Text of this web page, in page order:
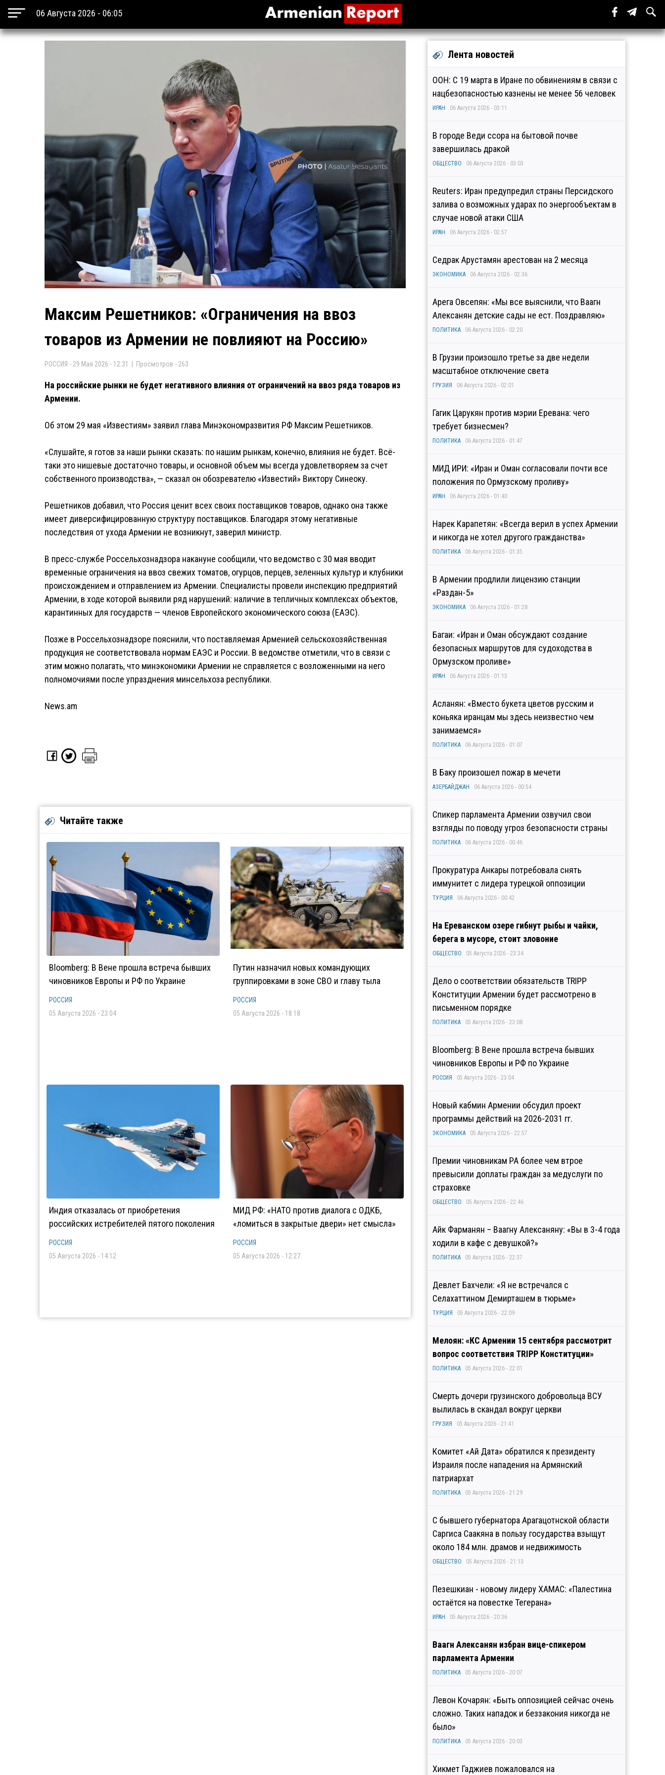
06 Августа 2026 - 06:05
Максим Решетников: «Ограничения на ввоз
товаров из Армении не повлияют на Россию»
РОССИЯ - 29 Мая 2026 - 12:31 | Просмотров - 263
На российские рынки не будет негативного влияния от ограничений на ввоз ряда товаров из
Армении.
Об этом 29 мая «Известиям» заявил глава Минэкономразвития РФ Максим Решетников.
«Слушайте, я готов за наши рынки сказать: по нашим рынкам, конечно, влияния не будет. Всё-
таки это нишевые достаточно товары, и основной объем мы всегда удовлетворяем за счет
собственного производства», — сказал он обозревателю «Известий» Виктору Синеоку.
Решетников добавил, что Россия ценит всех своих поставщиков товаров, однако она также
имеет диверсифицированную структуру поставщиков. Благодаря этому негативные
последствия от ухода Армении не возникнут, заверил министр.
В пресс-службе Россельхознадзора накануне сообщили, что ведомство с 30 мая вводит
временные ограничения на ввоз свежих томатов, огурцов, перцев, зеленных культур и клубники
происхождением и отправлением из Армении. Специалисты провели инспекцию предприятий
Армении, в ходе которой выявили ряд нарушений: наличие в тепличных комплексах объектов,
карантинных для государств — членов Европейского экономического союза (ЕАЭС).
Позже в Россельхознадзоре пояснили, что поставляемая Арменией сельскохозяйственная
продукция не соответствовала нормам ЕАЭС и России. В ведомстве отметили, что в связи с
этим можно полагать, что минэкономики Армении не справляется с возложенными на него
полномочиями после упразднения минсельхоза республики.
News.am
Читайте также
Bloomberg: В Вене прошла встреча бывших
чиновников Европы и РФ по Украине
РОССИЯ
05 Августа 2026 - 23:04
Путин назначил новых командующих
группировками в зоне СВО и главу тыла
РОССИЯ
05 Августа 2026 - 18:18
Индия отказалась от приобретения
российских истребителей пятого поколения
РОССИЯ
05 Августа 2026 - 14:12
МИД РФ: «НАТО против диалога с ОДКБ,
«ломиться в закрытые двери» нет смысла»
РОССИЯ
05 Августа 2026 - 12:27
Лента новостей
ООН: С 19 марта в Иране по обвинениям в связи с
нацбезопасностью казнены не менее 56 человек
ИРАН 06 Августа 2026 - 03:11
В городе Веди ссора на бытовой почве
завершилась дракой
ОБЩЕСТВО 06 Августа 2026 - 03:03
Reuters: Иран предупредил страны Персидского
залива о возможных ударах по энергообъектам в
случае новой атаки США
ИРАН 06 Августа 2026 - 02:57
Седрак Арустамян арестован на 2 месяца
ЭКОНОМИКА 06 Августа 2026 - 02:36
Арега Овсепян: «Мы все выяснили, что Ваагн
Алексанян детские сады не ест. Поздравляю»
ПОЛИТИКА 06 Августа 2026 - 02:20
В Грузии произошло третье за две недели
масштабное отключение света
ГРУЗИЯ 06 Августа 2026 - 02:01
Гагик Царукян против мэрии Еревана: чего
требует бизнесмен?
ПОЛИТИКА 06 Августа 2026 - 01:47
МИД ИРИ: «Иран и Оман согласовали почти все
положения по Ормузскому проливу»
ИРАН 06 Августа 2026 - 01:40
Нарек Карапетян: «Всегда верил в успех Армении
и никогда не хотел другого гражданства»
ПОЛИТИКА 06 Августа 2026 - 01:35
В Армении продлили лицензию станции
«Раздан-5»
ЭКОНОМИКА 06 Августа 2026 - 01:28
Багаи: «Иран и Оман обсуждают создание
безопасных маршрутов для судоходства в
Ормузском проливе»
ИРАН 06 Августа 2026 - 01:13
Асланян: «Вместо букета цветов русским и
коньяка иранцам мы здесь неизвестно чем
занимаемся»
ПОЛИТИКА 06 Августа 2026 - 01:07
В Баку произошел пожар в мечети
АЗЕРБАЙДЖАН 06 Августа 2026 - 00:54
Спикер парламента Армении озвучил свои
взгляды по поводу угроз безопасности страны
ПОЛИТИКА 06 Августа 2026 - 00:46
Прокуратура Анкары потребовала снять
иммунитет с лидера турецкой оппозиции
ТУРЦИЯ 06 Августа 2026 - 00:42
На Ереванском озере гибнут рыбы и чайки,
берега в мусоре, стоит зловоние
ОБЩЕСТВО 05 Августа 2026 - 23:34
Дело о соответствии обязательств TRIPP
Конституции Армении будет рассмотрено в
письменном порядке
ПОЛИТИКА 05 Августа 2026 - 23:08
Bloomberg: В Вене прошла встреча бывших
чиновников Европы и РФ по Украине
РОССИЯ 05 Августа 2026 - 23:04
Новый кабмин Армении обсудил проект
программы действий на 2026-2031 гг.
ЭКОНОМИКА 05 Августа 2026 - 22:57
Премии чиновникам РА более чем втрое
превысили доплаты граждан за медуслуги по
страховке
ОБЩЕСТВО 05 Августа 2026 - 22:46
Айк Фарманян – Ваагну Алексаняну: «Вы в 3-4 года
ходили в кафе с девушкой?»
ПОЛИТИКА 05 Августа 2026 - 22:37
Девлет Бахчели: «Я не встречался с
Селахаттином Демирташем в тюрьме»
ТУРЦИЯ 05 Августа 2026 - 22:09
Мелоян: «КС Армении 15 сентября рассмотрит
вопрос соответствия TRIPP Конституции»
ПОЛИТИКА 05 Августа 2026 - 22:01
Смерть дочери грузинского добровольца ВСУ
вылилась в скандал вокруг церкви
ГРУЗИЯ 05 Августа 2026 - 21:41
Комитет «Ай Дата» обратился к президенту
Израиля после нападения на Армянский
патриархат
ПОЛИТИКА 05 Августа 2026 - 21:29
С бывшего губернатора Арагацотнской области
Саргиса Саакяна в пользу государства взыщут
около 184 млн. драмов и недвижимость
ОБЩЕСТВО 05 Августа 2026 - 21:13
Пезешкиан - новому лидеру ХАМАС: «Палестина
остаётся на повестке Тегерана»
ИРАН 05 Августа 2026 - 20:36
Ваагн Алексанян избран вице-спикером
парламента Армении
ПОЛИТИКА 05 Августа 2026 - 20:07
Левон Кочарян: «Быть оппозицией сейчас очень
сложно. Таких нападок и беззакония никогда не
было»
ПОЛИТИКА 05 Августа 2026 - 20:03
Хикмет Гаджиев пожаловался на